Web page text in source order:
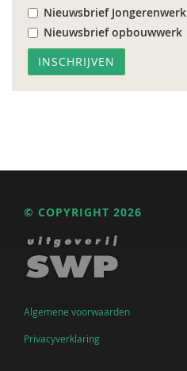
Nieuwsbrief Jongerenwerk
Nieuwsbrief opbouwwerk
© COPYRIGHT 2026
Algemene voorwaarden
Privacyverklaring